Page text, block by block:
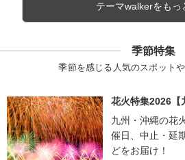
テーマwalkerをもっ
季節特集
季節を感じる人気のスポット
花火特集2026【
九州・沖縄の花
催日、中止・延
どをお届け！